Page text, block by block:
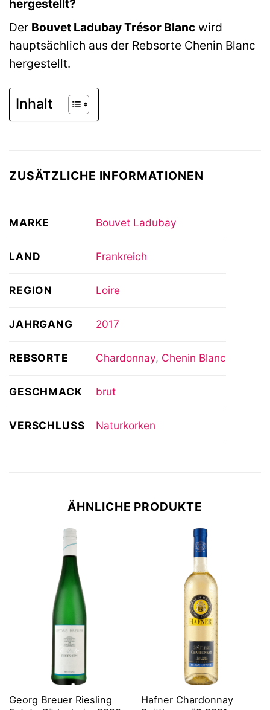
hergestellt?
Der Bouvet Ladubay Trésor Blanc wird
hauptsächlich aus der Rebsorte Chenin Blanc
hergestellt.
Inhalt
ZUSÄTZLICHE INFORMATIONEN
MARKE Bouvet Ladubay
LAND Frankreich
REGION Loire
JAHRGANG 2017
REBSORTE Chardonnay, Chenin Blanc
GESCHMACK brut
VERSCHLUSS Naturkorken
ÄHNLICHE PRODUKTE
Georg Breuer Riesling
Hafner Chardonnay